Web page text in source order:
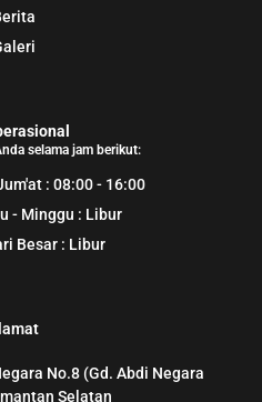
selama jam berikut:
: 08:00 - 16:00
- Minggu : Libur
Besar : Libur
No.8 (Gd. Abdi Negara
Selatan